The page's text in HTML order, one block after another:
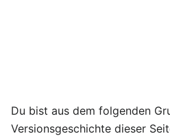
Du bist aus dem folgenden
Versionsgeschichte dieser